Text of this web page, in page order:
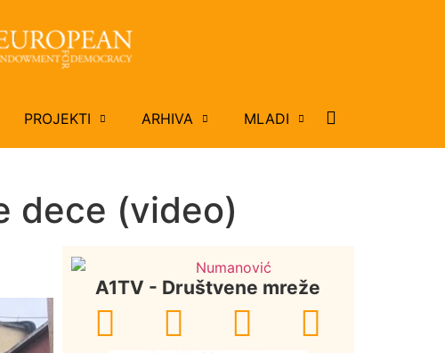
PROJEKTI ARHIVA MLADI
dece (video)
A1TV - Društvene mreže